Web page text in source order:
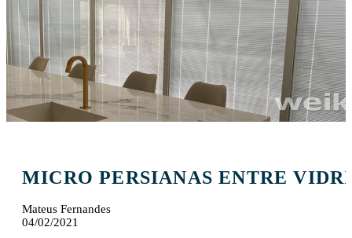
MICRO PERSIANAS ENTRE
Mateus Fernandes
04/02/2021